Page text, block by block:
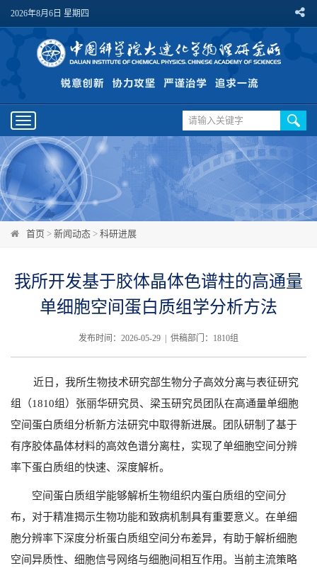
2026年8月6日 星期四
Toggle
navigation
首页 > 新闻动态 > 科研进展
我所开发基于胶体晶体色谱柱的高通量
单细胞空间蛋白质组学分析方法
发布时间：2026-05-29 | 供稿部门：1810组
近日，我所生物技术研究部生物分子高效分离与表征研究
组（1810组）张丽华研究员、梁玉研究员团队在高通量单细胞
空间蛋白质组分析新方法研究中取得新进展。团队研制了基于
有序胶体晶体材料的高效色谱分离柱，实现了单细胞空间分辨
率下蛋白质组的快速、深度解析。
空间蛋白质组学能够解析生物组织内蛋白质组的空间分
布，对于精准揭示生物功能和致病机制具有重要意义。在单细
胞分辨率下深度分析蛋白质组空间分布差异，有助于解析细胞
空间异质性、细胞信号网络与细胞间相互作用。当前主流策略